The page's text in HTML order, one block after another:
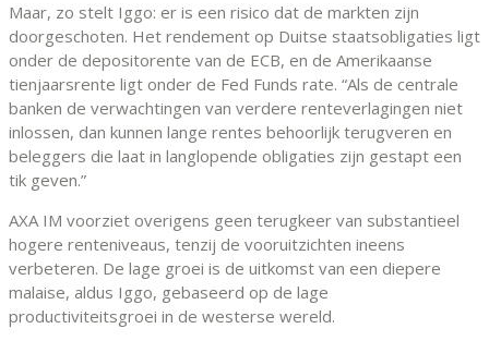
Maar, zo stelt Iggo: er is een risico dat de markten zijn
doorgeschoten. Het rendement op Duitse staatsobligaties ligt
onder de depositorente van de ECB, en de Amerikaanse
tienjaarsrente ligt onder de Fed Funds rate. “Als de centrale
banken de verwachtingen van verdere renteverlagingen niet
inlossen, dan kunnen lange rentes behoorlijk terugveren en
beleggers die laat in langlopende obligaties zijn gestapt een
tik geven.”
AXA IM voorziet overigens geen terugkeer van substantieel
hogere renteniveaus, tenzij de vooruitzichten ineens
verbeteren. De lage groei is de uitkomst van een diepere
malaise, aldus Iggo, gebaseerd op de lage
productiviteitsgroei in de westerse wereld.